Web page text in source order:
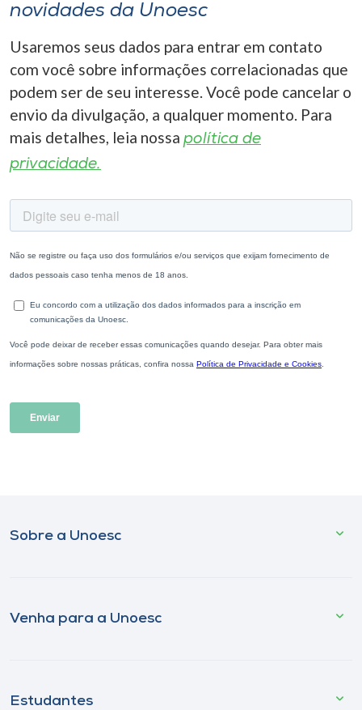
novidades da Unoesc
Usaremos seus dados para entrar em contato
com você sobre informações correlacionadas que
podem ser de seu interesse. Você pode cancelar o
envio da divulgação, a qualquer momento. Para
mais detalhes, leia nossa política de
privacidade.
Sobre a Unoesc
Venha para a Unoesc
Estudantes